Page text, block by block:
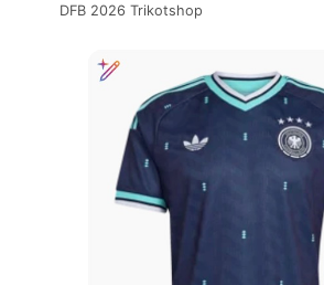
DFB 2026 Trikotshop